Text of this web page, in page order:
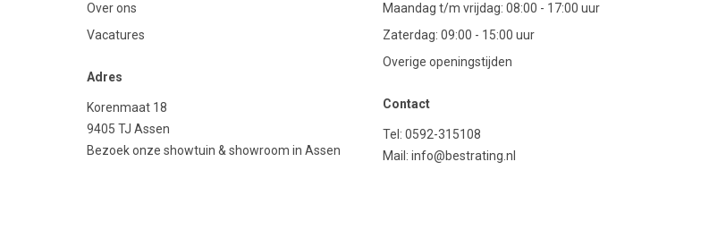
Over ons
Vacatures
Adres
Korenmaat 18
9405 TJ Assen
Bezoek onze showtuin & showroom in Assen
Maandag t/m vrijdag: 08:00 - 17:00 uur
Zaterdag: 09:00 - 15:00 uur
Overige openingstijden
Contact
Tel: 0592-315108
Mail: info@bestrating.nl